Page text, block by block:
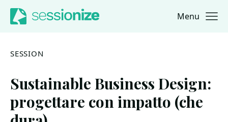
Jump to navigation
Jump to content Menu
SESSION
Sustainable Business Design:
progettare con impatto (che